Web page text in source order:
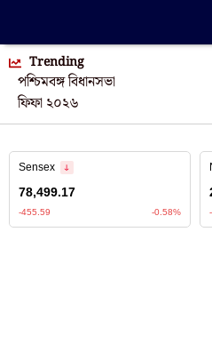
Trending
পশ্চিমবঙ্গ বিধানসভা
ফিফা ২০২৬